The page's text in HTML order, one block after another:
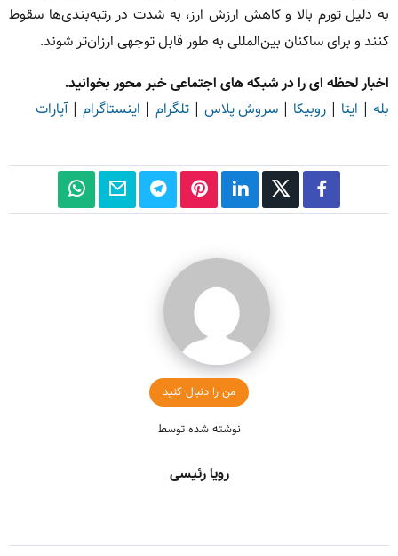
به دلیل تورم بالا و کاهش ارزش ارز، به شدت در رتبه‌بندی‌ها سقوط
کنند و برای ساکنان بین‌المللی به طور قابل توجهی ارزان‌تر شوند.
اخبار لحظه ای را در شبکه های اجتماعی خبر محور بخوانید.
بله | ایتا | روبیکا | سروش پلاس | تلگرام | اینستاگرام |آپارات
من را دنبال کنید
نوشته شده توسط
رویا رئیسی